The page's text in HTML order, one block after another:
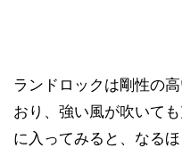
ランドロックは剛性の
おり、強い風が吹いて
に入ってみると、なる